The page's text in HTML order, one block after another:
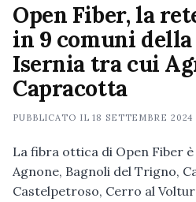
Open Fiber, la
in 9 comuni
Isernia tra cui
Capracotta
PUBBLICATO IL18 SETTEMBRE 2024
La fibra ottica di Open Fiber
Agnone, Bagnoli del Trigno,
Castelpetroso, Cerro al